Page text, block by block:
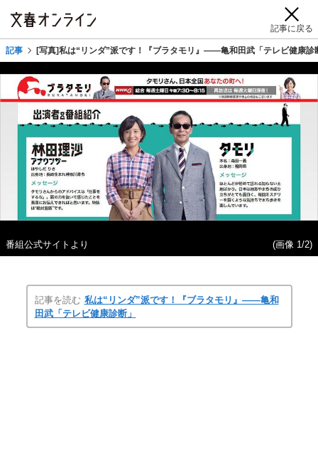
記事に戻る
記事 [写真]私は“リンダ”派です！『ブラタモリ』――亀和田武「テレビ健康診
番組公式サイトより (画像 1/2)
記事を読む 私は“リンダ”派です！『ブラタモリ』――亀和
田武「テレビ健康診断」